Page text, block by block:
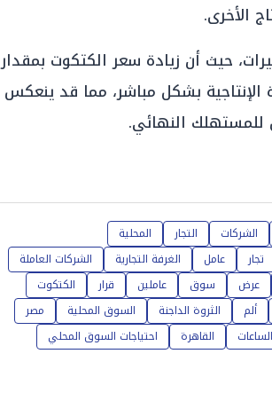
الأخرى.
حيث أن زيادة سعر الكتكوت بمقدار
الإنتاجية بشكل مباشر، مما قد ينعكس
للمستهلك النهائي.
الشركات التجار
المحلية
تجار عامل الغرفة التجارية
الشركات العاملة
عرض سوق عاملين قرار
الكتكوت
ألم الثروة الداجنة السوق المحلية
مصر
الساعات القاهرة
احتياجات السوق المحلي